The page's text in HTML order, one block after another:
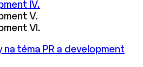
IV.
V.
VI.
na téma PR a development